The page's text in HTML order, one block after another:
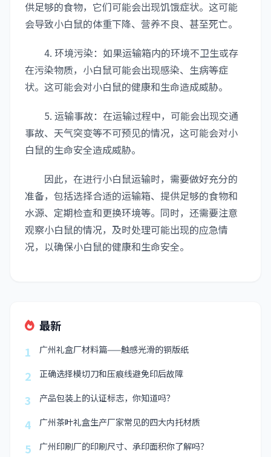
供足够的食物，它们可能会出现饥饿症状。这可能
会导致小白鼠的体重下降、营养不良、甚至死亡。
4. 环境污染：如果运输箱内的环境不卫生或存
在污染物质，小白鼠可能会出现感染、生病等症
状。这可能会对小白鼠的健康和生命造成威胁。
5. 运输事故：在运输过程中，可能会出现交通
事故、天气突变等不可预见的情况，这可能会对小
白鼠的生命安全造成威胁。
因此，在进行小白鼠运输时，需要做好充分的
准备，包括选择合适的运输箱、提供足够的食物和
水源、定期检查和更换环境等。同时，还需要注意
观察小白鼠的情况，及时处理可能出现的应急情
况，以确保小白鼠的健康和生命安全。
最新
1
广州礼盒厂材料篇——触感光滑的铜版纸
2 正确选择模切刀和压痕线避免印后故障
3 产品包装上的认证标志，你知道吗？
4 广州茶叶礼盒生产厂家常见的四大内托材质
5 广州印刷厂的印刷尺寸、承印面积你了解吗？